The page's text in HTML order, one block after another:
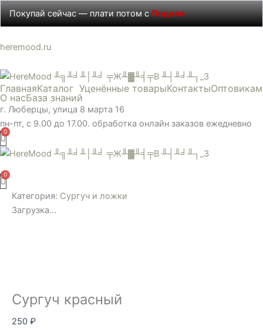
Покупай сейчас — плати потом сПодели
Перейти
к
heremood.ru
ГлавнаяКаталог Уценённые товарыКонтактыОптовикам
О насБаза знаний
г. Люберцы, улица 8 марта 16
пн-пт, с 9.00 до 17.00. обработка онлайн заказов ежедневно
Меню
Категория: Сургуч и ложки
Загрузка...
Сургуч красный
250 ₽